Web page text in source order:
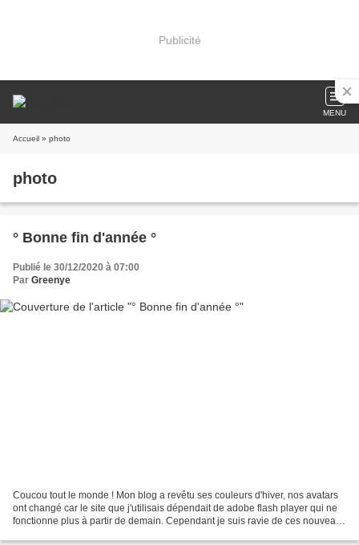
Publicité
MENU
Accueil » photo
photo
° Bonne fin d'année °
Publié le 30/12/2020 à 07:00
Par Greenye
Coucou tout le monde ! Mon blog a revêtu ses couleurs d'hiver, nos avatars
ont changé car le site que j'utilisais dépendait de adobe flash player qui ne
fonctionne plus à partir de demain. Cependant je suis ravie de ces nouveaux